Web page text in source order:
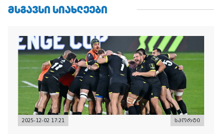
ᲛᲡᲒᲐᲕᲡᲘ ᲡᲘᲐᲮᲚᲔᲔᲑᲘ
2025-12-02 17:21 სპორტი